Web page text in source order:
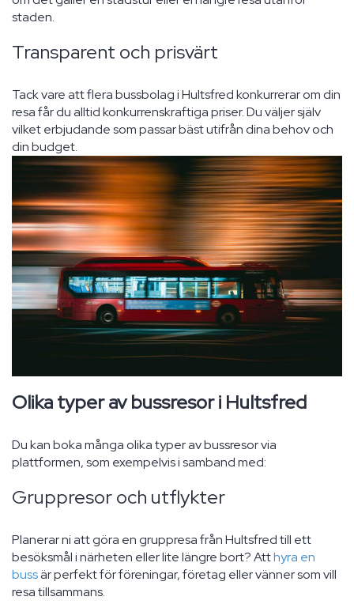
staden.
Transparent och prisvärt
Tack vare att flera bussbolag i Hultsfred konkurrerar om din
resa får du alltid konkurrenskraftiga priser. Du väljer själv
vilket erbjudande som passar bäst utifrån dina behov och
din budget.
Olika typer av bussresor i Hultsfred
Du kan boka många olika typer av bussresor via
plattformen, som exempelvis i samband med:
Gruppresor och utflykter
Planerar ni att göra en gruppresa från Hultsfred till ett
besöksmål i närheten eller lite längre bort? Atthyra en
bussär perfekt för föreningar, företag eller vänner som vill
resa tillsammans.